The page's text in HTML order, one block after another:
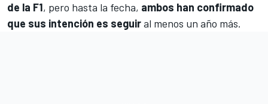
de la F1, pero hasta la fecha, ambos han confirmado
que sus intención es seguiral menos un año más.